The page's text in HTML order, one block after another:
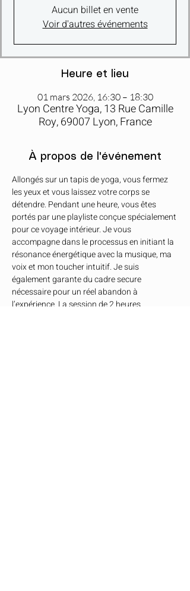
Aucun billet en vente
Voir d'autres événements
Heure et lieu
01 mars 2026, 16:30 – 18:30
Lyon Centre Yoga, 13 Rue Camille
Roy, 69007 Lyon, France
À propos de l'événement
Allongés sur un tapis de yoga, vous fermez
les yeux et vous laissez votre corps se
détendre. Pendant une heure, vous êtes
portés par une playliste conçue spécialement
pour ce voyage intérieur. Je vous
accompagne dans le processus en initiant la
résonance énergétique avec la musique, ma
voix et mon toucher intuitif. Je suis
également garante du cadre secure
nécessaire pour un réel abandon à
l’expérience. La session de 2 heures